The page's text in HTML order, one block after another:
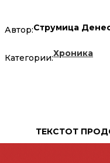
Автор:Струмица
Категории:Хроника
ТЕКСТОТ